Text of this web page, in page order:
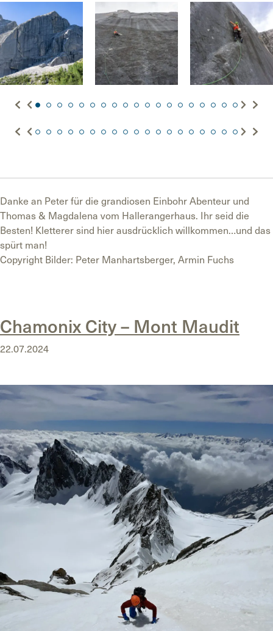
Danke an Peter für die grandiosen Einbohr Abenteur und
Thomas & Magdalena vom Hallerangerhaus. Ihr seid die
Besten! Kletterer sind hier ausdrücklich willkommen…und das
spürt man!
Copyright Bilder: Peter Manhartsberger, Armin Fuchs
Chamonix City – Mont Maudit
22.07.2024